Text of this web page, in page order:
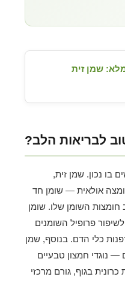
שמן זית
לבריאות הלב?
נכון. שמן זית,
אולאית — שומן חד
כ-73% מהרכב חומצות השומן שלו. שומן
פרופיל השומנים
כלי הדם. בנוסף, שמן
— נוגדי חמצון טבעיים
בגוף, גורם מרכזי